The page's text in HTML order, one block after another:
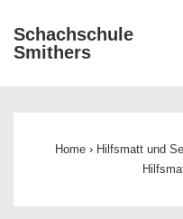
Zum
Inhalt
Schachschule
Smithers
Home › Hilfsmatt und